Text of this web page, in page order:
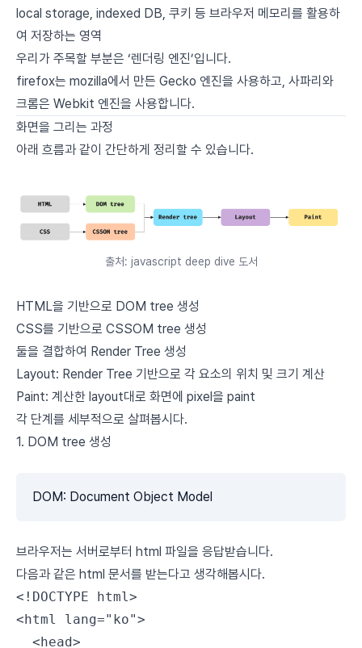
local storage, indexed DB, 쿠키 등 브라우저 메모리를 활용하
여 저장하는 영역
우리가 주목할 부분은 ‘렌더링 엔진’입니다.
firefox는 mozilla에서 만든 Gecko 엔진을 사용하고, 사파리와
크롬은 Webkit 엔진을 사용합니다.
화면을 그리는 과정
아래 흐름과 같이 간단하게 정리할 수 있습니다.
출처: javascript deep dive 도서
HTML을 기반으로 DOM tree 생성
CSS를 기반으로 CSSOM tree 생성
둘을 결합하여 Render Tree 생성
Layout: Render Tree 기반으로 각 요소의 위치 및 크기 계산
Paint: 계산한 layout대로 화면에 pixel을 paint
각 단계를 세부적으로 살펴봅시다.
1. DOM tree 생성
DOM: Document Object Model
브라우저는 서버로부터 html 파일을 응답받습니다.
다음과 같은 html 문서를 받는다고 생각해봅시다.
<! DOCTYPE html>
<html lang="ko">
  <
head>